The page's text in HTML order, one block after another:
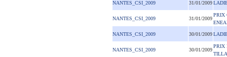
NANTES_CSI_2009 31/01/2009
NANTES_CSI_2009 31/01/2009
PRIX
NANTES_CSI_2009 30/01/2009
NANTES_CSI_2009 30/01/2009
PRIX